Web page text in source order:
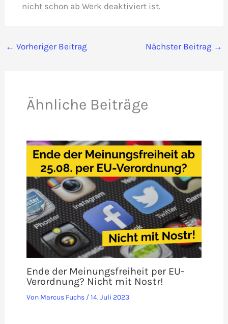
nicht schon ab Werk deaktiviert ist.
← Vorheriger Beitrag Nächster Beitrag →
Ähnliche Beiträge
Ende der Meinungsfreiheit per EU-
Verordnung? Nicht mit Nostr!
Von Marcus Fuchs /14. Juli 2023